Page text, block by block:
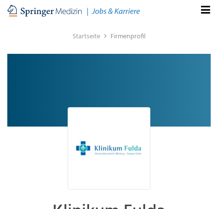
Startseite Firmenprofil